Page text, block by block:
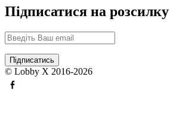
Підписатися на
© Lobby X 2016-2026